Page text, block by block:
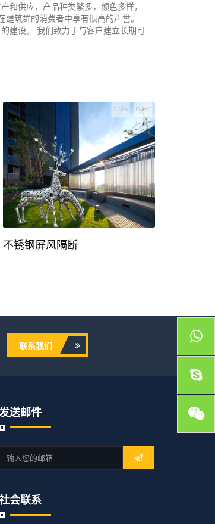
和供应，产品种类繁多，颜色多样，
筑群的消费者中享有很高的声誉。
建设。 我们致力于与客户建立长期可
屏风隔断
prev next
联系我们
送邮件
会联系